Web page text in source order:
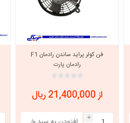
فن کولر پراید ساندن رادمان F1
رادمان پارت
از 21,400,000 ریال
i